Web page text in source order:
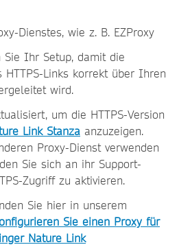
Dienstes, wie z. B. EZProxy
Ihr Setup, damit die
HTTPS-Links korrekt über Ihren
wird.
um die HTTPS-Version
Link Stanza anzuzeigen.
Proxy-Dienst verwenden
Sie sich an ihr Support-
Zugriff zu aktivieren.
Sie hier in unserem
Sie einen Proxy für
Nature Link